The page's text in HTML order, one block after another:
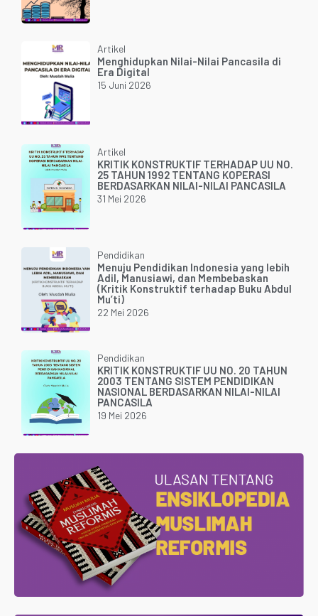
Artikel
Menghidupkan Nilai-Nilai Pancasila di
Era Digital
15 Juni 2026
Artikel
KRITIK KONSTRUKTIF TERHADAP UU NO.
25 TAHUN 1992 TENTANG KOPERASI
BERDASARKAN NILAI-NILAI PANCASILA
31 Mei 2026
Pendidikan
Menuju Pendidikan Indonesia yang lebih
Adil, Manusiawi, dan Membebaskan
(Kritik Konstruktif terhadap Buku Abdul
Mu’ti)
22 Mei 2026
Pendidikan
KRITIK KONSTRUKTIF UU NO. 20 TAHUN
2003 TENTANG SISTEM PENDIDIKAN
NASIONAL BERDASARKAN NILAI-NILAI
PANCASILA
19 Mei 2026